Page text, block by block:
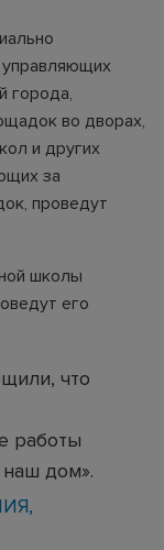
города,
во дворах,
и других
за
проведут
школы
его
что
работы
дом».